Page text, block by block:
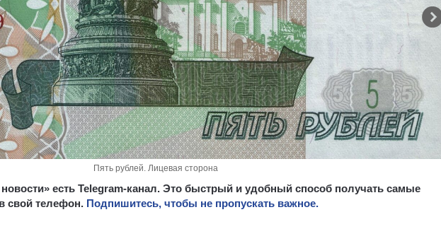
Пять рублей. Лицевая сторона
есть Telegram-канал. Это быстрый и удобный способ получать самые
свой телефон. Подпишитесь, чтобы не пропускать важное.